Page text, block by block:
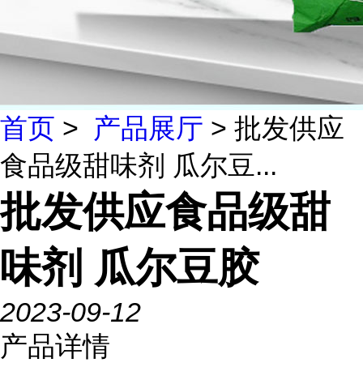
首页 > 产品展厅 > 批发供应
食品级甜味剂 瓜尔豆...
批发供应食品级甜
味剂 瓜尔豆胶
2023-09-12
产品详情